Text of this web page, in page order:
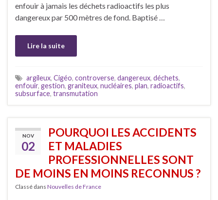
enfouir à jamais les déchets radioactifs les plus
dangereux par 500 mètres de fond. Baptisé …
Lire la suite
argileux, Cigéo, controverse, dangereux, déchets,
enfouir, gestion, graniteux, nucléaires, plan, radioactifs,
subsurface, transmutation
NOV
02
POURQUOI LES ACCIDENTS
ET MALADIES
PROFESSIONNELLES SONT
DE MOINS EN MOINS RECONNUS ?
Classé dans Nouvelles de France